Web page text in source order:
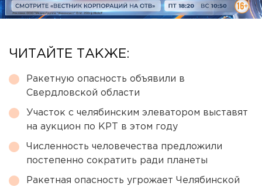
ЧИТАЙТЕ ТАКЖЕ:
Ракетную опасность объявили в
Свердловской области
Участок с челябинским элеватором выставят
на аукцион по КРТ в этом году
Численность человечества предложили
постепенно сократить ради планеты
Ракетная опасность угрожает Челябинской